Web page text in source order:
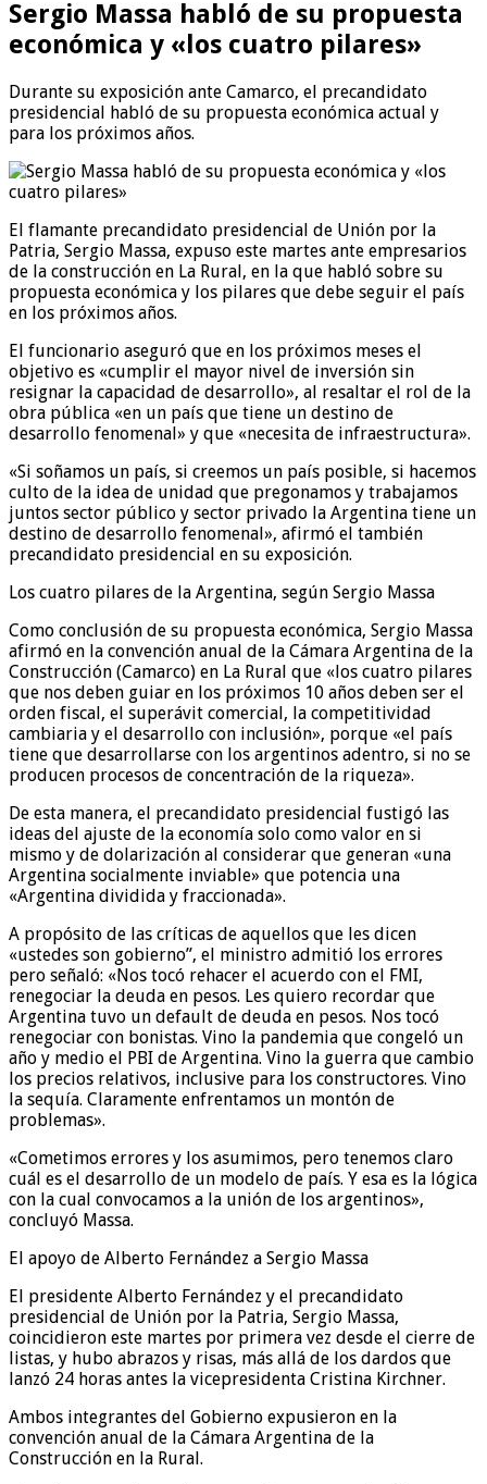
Sergio Massa habló de su propuesta
económica y «los cuatro pilares»
Durante su exposición ante Camarco, el precandidato
presidencial habló de su propuesta económica actual y
para los próximos años.
El flamante precandidato presidencial de Unión por la
Patria, Sergio Massa, expuso este martes ante empresarios
de la construcción en La Rural, en la que habló sobre su
propuesta económica y los pilares que debe seguir el país
en los próximos años.
El funcionario aseguró que en los próximos meses el
objetivo es «cumplir el mayor nivel de inversión sin
resignar la capacidad de desarrollo», al resaltar el rol de la
obra pública «en un país que tiene un destino de
desarrollo fenomenal» y que «necesita de infraestructura».
«Si soñamos un país, si creemos un país posible, si hacemos
culto de la idea de unidad que pregonamos y trabajamos
juntos sector público y sector privado la Argentina tiene un
destino de desarrollo fenomenal», afirmó el también
precandidato presidencial en su exposición.
Los cuatro pilares de la Argentina, según Sergio Massa
Como conclusión de su propuesta económica, Sergio Massa
afirmó en la convención anual de la Cámara Argentina de la
Construcción (Camarco) en La Rural que «los cuatro pilares
que nos deben guiar en los próximos 10 años deben ser el
orden fiscal, el superávit comercial, la competitividad
cambiaria y el desarrollo con inclusión», porque «el país
tiene que desarrollarse con los argentinos adentro, si no se
producen procesos de concentración de la riqueza».
De esta manera, el precandidato presidencial fustigó las
ideas del ajuste de la economía solo como valor en si
mismo y de dolarización al considerar que generan «una
Argentina socialmente inviable» que potencia una
«Argentina dividida y fraccionada».
A propósito de las críticas de aquellos que les dicen
«ustedes son gobierno”, el ministro admitió los errores
pero señaló: «Nos tocó rehacer el acuerdo con el FMI,
renegociar la deuda en pesos. Les quiero recordar que
Argentina tuvo un default de deuda en pesos. Nos tocó
renegociar con bonistas. Vino la pandemia que congeló un
año y medio el PBI de Argentina. Vino la guerra que cambio
los precios relativos, inclusive para los constructores. Vino
la sequía. Claramente enfrentamos un montón de
problemas».
«Cometimos errores y los asumimos, pero tenemos claro
cuál es el desarrollo de un modelo de país. Y esa es la lógica
con la cual convocamos a la unión de los argentinos»,
concluyó Massa.
El apoyo de Alberto Fernández a Sergio Massa
El presidente Alberto Fernández y el precandidato
presidencial de Unión por la Patria, Sergio Massa,
coincidieron este martes por primera vez desde el cierre de
listas, y hubo abrazos y risas, más allá de los dardos que
lanzó 24 horas antes la vicepresidenta Cristina Kirchner.
Ambos integrantes del Gobierno expusieron en la
convención anual de la Cámara Argentina de la
Construcción en la Rural.